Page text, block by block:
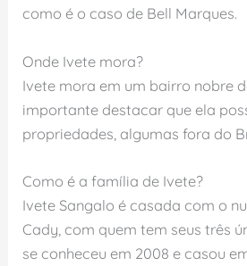
como é o caso de Bell Marques.
Onde Ivete mora?
Ivete mora em um bairro nobre
importante destacar que ela
propriedades, algumas fora do
Como é a família de Ivete?
Ivete Sangalo é casada com o
Cady, com quem tem seus três
se conheceu em 2008 e casou